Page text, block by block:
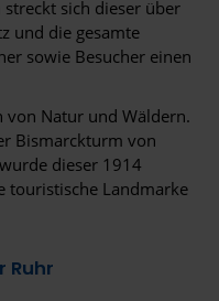
sich dieser über
und die gesamte
sowie Besucher einen
von Natur und Wäldern.
Bismarckturm von
dieser 1914
touristische Landmarke
Ruhr